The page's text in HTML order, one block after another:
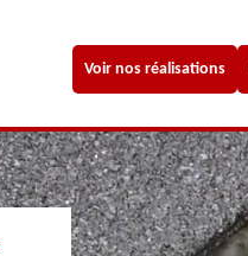
Voir nos réalisations